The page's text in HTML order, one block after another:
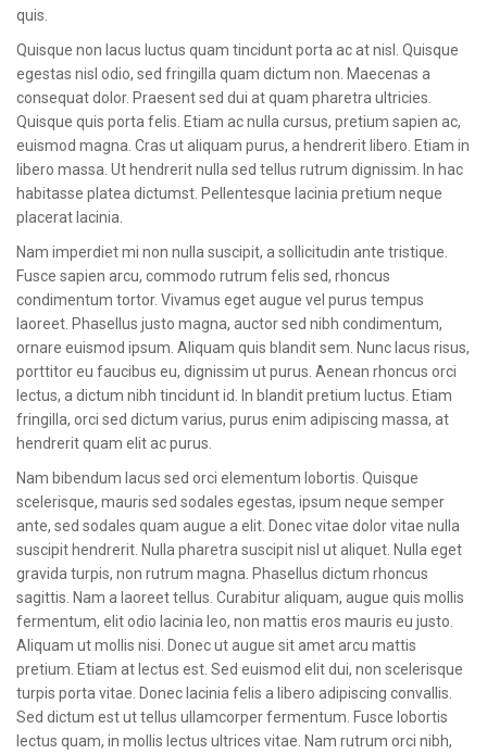
quis.
Quisque non lacus luctus quam tincidunt porta ac at nisl. Quisque
egestas nisl odio, sed fringilla quam dictum non. Maecenas a
consequat dolor. Praesent sed dui at quam pharetra ultricies.
Quisque quis porta felis. Etiam ac nulla cursus, pretium sapien ac,
euismod magna. Cras ut aliquam purus, a hendrerit libero. Etiam in
libero massa. Ut hendrerit nulla sed tellus rutrum dignissim. In hac
habitasse platea dictumst. Pellentesque lacinia pretium neque
placerat lacinia.
Nam imperdiet mi non nulla suscipit, a sollicitudin ante tristique.
Fusce sapien arcu, commodo rutrum felis sed, rhoncus
condimentum tortor. Vivamus eget augue vel purus tempus
laoreet. Phasellus justo magna, auctor sed nibh condimentum,
ornare euismod ipsum. Aliquam quis blandit sem. Nunc lacus risus,
porttitor eu faucibus eu, dignissim ut purus. Aenean rhoncus orci
lectus, a dictum nibh tincidunt id. In blandit pretium luctus. Etiam
fringilla, orci sed dictum varius, purus enim adipiscing massa, at
hendrerit quam elit ac purus.
Nam bibendum lacus sed orci elementum lobortis. Quisque
scelerisque, mauris sed sodales egestas, ipsum neque semper
ante, sed sodales quam augue a elit. Donec vitae dolor vitae nulla
suscipit hendrerit. Nulla pharetra suscipit nisl ut aliquet. Nulla eget
gravida turpis, non rutrum magna. Phasellus dictum rhoncus
sagittis. Nam a laoreet tellus. Curabitur aliquam, augue quis mollis
fermentum, elit odio lacinia leo, non mattis eros mauris eu justo.
Aliquam ut mollis nisi. Donec ut augue sit amet arcu mattis
pretium. Etiam at lectus est. Sed euismod elit dui, non scelerisque
turpis porta vitae. Donec lacinia felis a libero adipiscing convallis.
Sed dictum est ut tellus ullamcorper fermentum. Fusce lobortis
lectus quam, in mollis lectus ultrices vitae. Nam rutrum orci nibh,
CONTACT